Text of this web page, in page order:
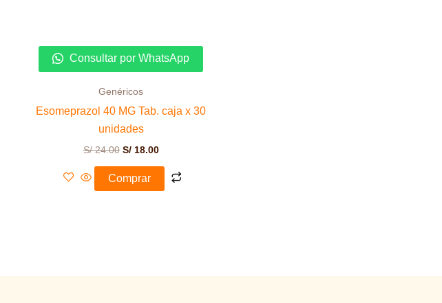
Consultar por WhatsApp
Genéricos
Esomeprazol 40 MG Tab. caja x 30
unidades
S/24.00 S/18.00
Comprar